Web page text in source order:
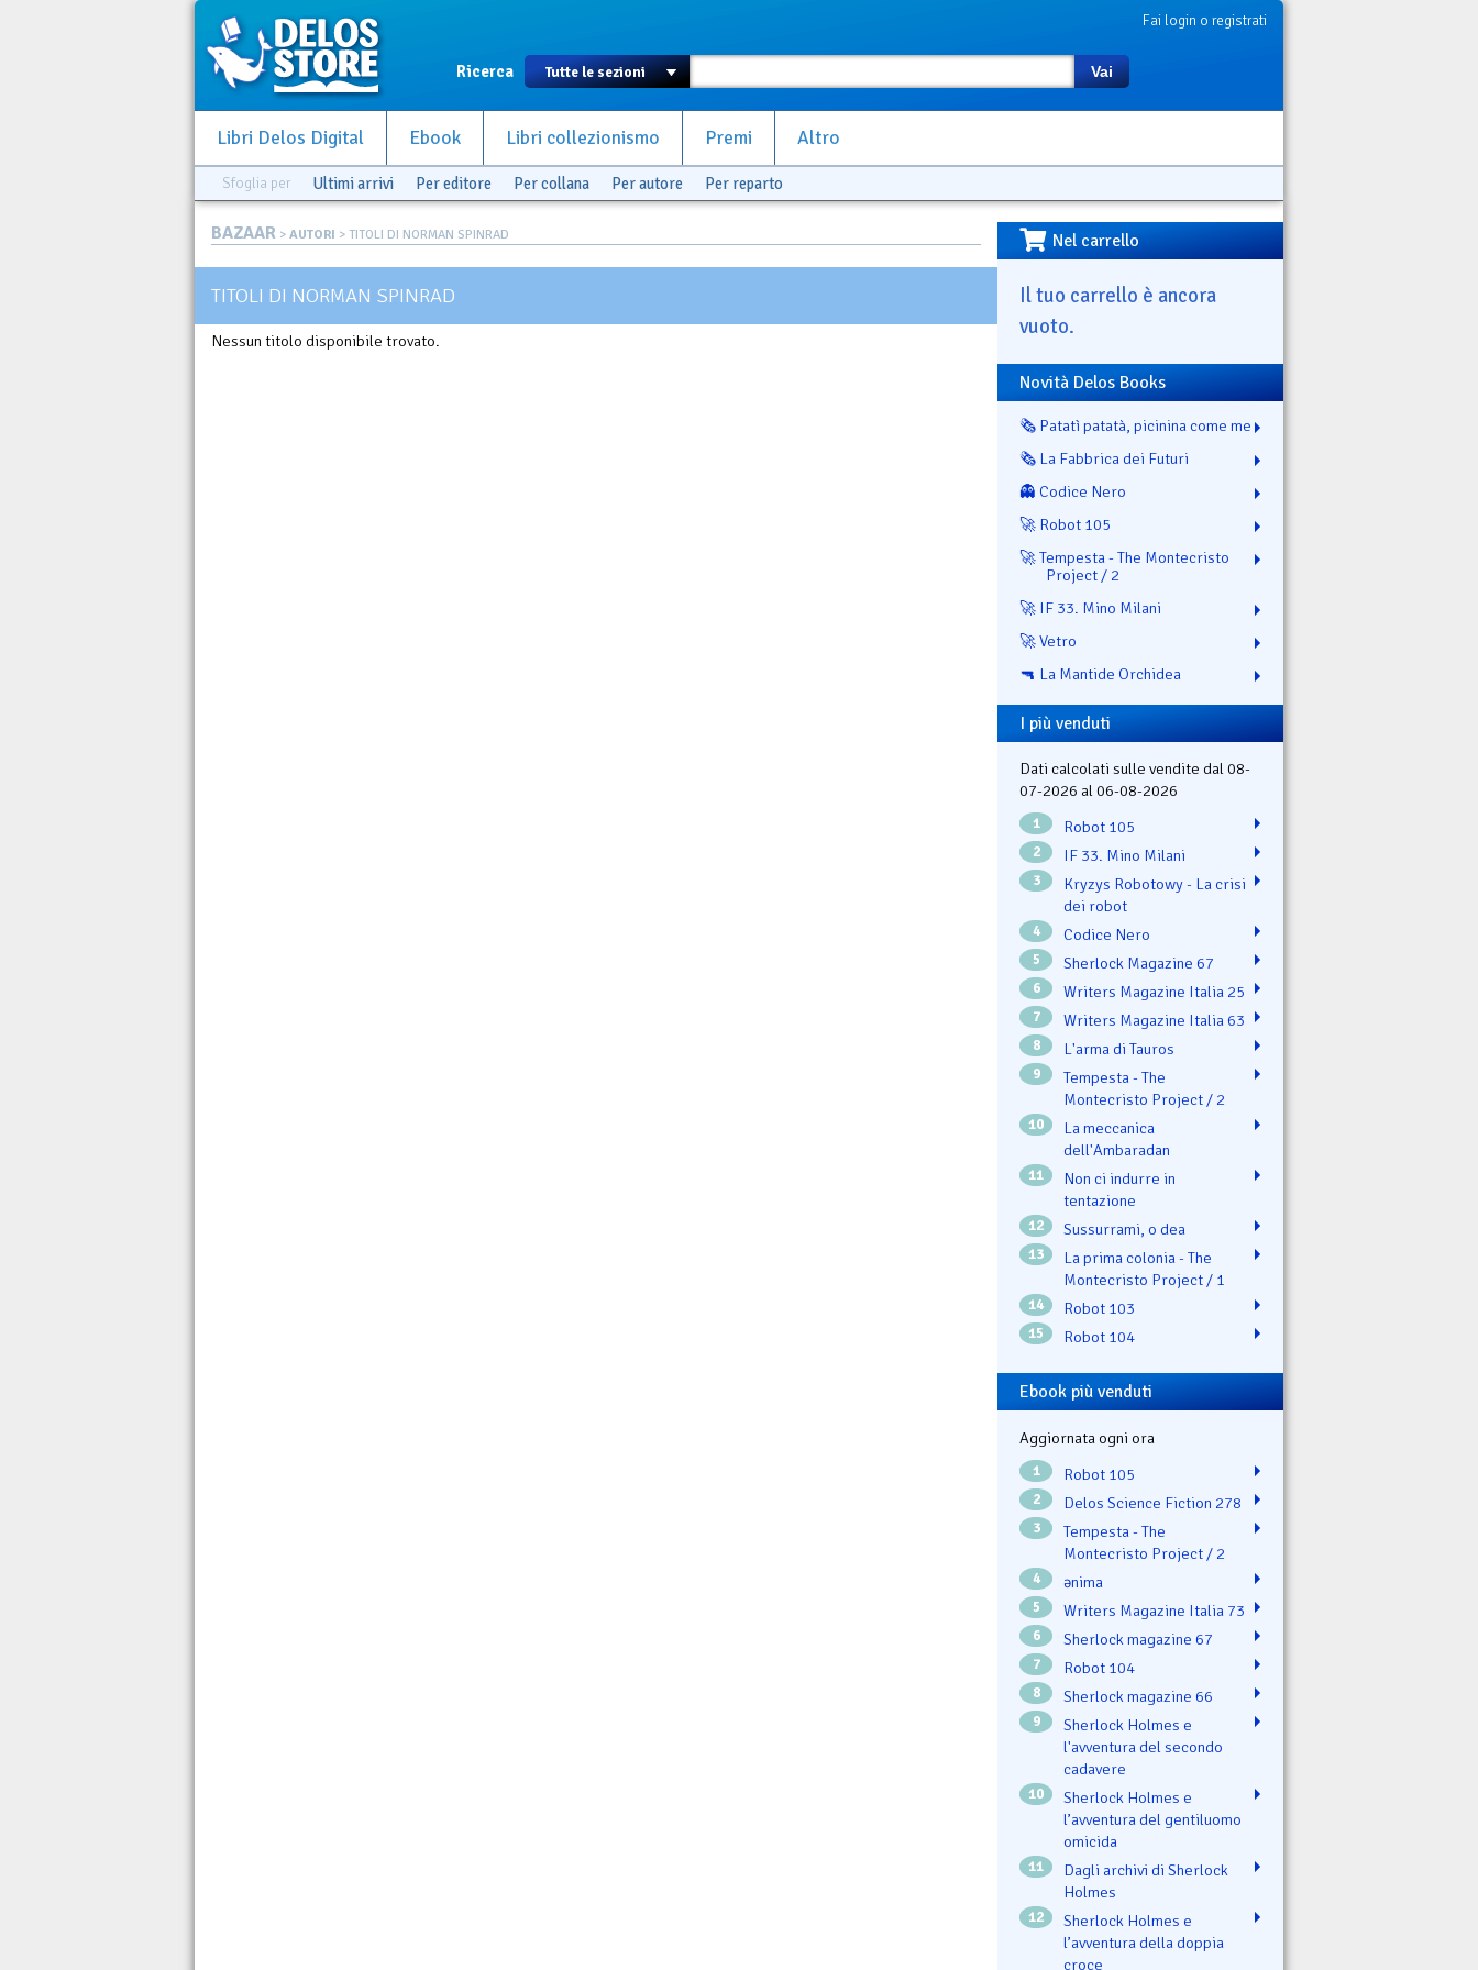
Fai login o registrati
Ricerca Vai
Libri Delos Digital Ebook Libri collezionismo Premi Altro
Sfoglia per Ultimi arrivi Per editore Per collana Per autore Per reparto
BAZAAR > AUTORI > TITOLI DI NORMAN SPINRAD
TITOLI DI NORMAN SPINRAD
Nessun titolo disponibile trovato.
Nel carrello
Il tuo carrello è ancora
vuoto.
Novità Delos Books
🗞️ Patatì patatà, picinina come me
🗞️ La Fabbrica dei Futuri
👻 Codice Nero
🚀 Robot 105
🚀 Tempesta - The Montecristo
Project / 2
🚀 IF 33. Mino Milani
🚀 Vetro
🔫 La Mantide Orchidea
I più venduti
Dati calcolati sulle vendite dal 08-
07-2026 al 06-08-2026
1 Robot 105
2 IF 33. Mino Milani
3
Kryzys Robotowy - La crisi
dei robot
4 Codice Nero
5 Sherlock Magazine 67
6 Writers Magazine Italia 25
7 Writers Magazine Italia 63
8 L'arma di Tauros
9
Tempesta - The
Montecristo Project / 2
10
La meccanica
dell'Ambaradan
11
Non ci indurre in
tentazione
12 Sussurrami, o dea
13
La prima colonia - The
Montecristo Project / 1
14 Robot 103
15 Robot 104
Ebook più venduti
Aggiornata ogni ora
1 Robot 105
2 Delos Science Fiction 278
3
Tempesta - The
Montecristo Project / 2
4 ənima
5 Writers Magazine Italia 73
6 Sherlock magazine 67
7 Robot 104
8 Sherlock magazine 66
9
Sherlock Holmes e
l'avventura del secondo
cadavere
10
Sherlock Holmes e
l’avventura del gentiluomo
omicida
11
Dagli archivi di Sherlock
Holmes
12
Sherlock Holmes e
l’avventura della doppia
croce